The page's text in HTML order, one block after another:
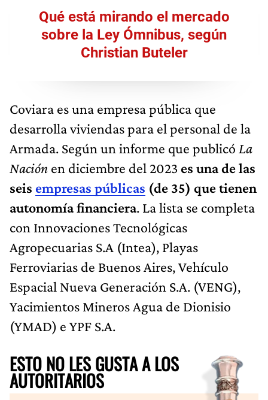
Qué está mirando el mercado
sobre la Ley Ómnibus, según
Christian Buteler
Coviara es una empresa pública que
desarrolla viviendas para el personal de la
Armada. Según un informe que publicó La
Nación en diciembre del 2023 es una de las
seis empresas públicas (de 35) que tienen
autonomía financiera. La lista se completa
con Innovaciones Tecnológicas
Agropecuarias S.A (Intea), Playas
Ferroviarias de Buenos Aires, Vehículo
Espacial Nueva Generación S.A. (VENG),
Yacimientos Mineros Agua de Dionisio
(YMAD) e YPF S.A.
ESTO NO LES GUSTA A LOS
AUTORITARIOS